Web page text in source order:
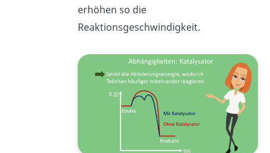
erhöhen so die
Reaktionsgeschwindigkeit.